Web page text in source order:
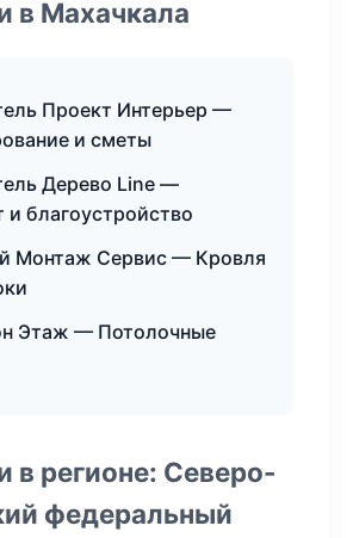
в Махачкала
Проект Интерьер —
и сметы
Дерево Line —
благоустройство
Монтаж Сервис — Кровля
Этаж — Потолочные
в регионе: Северо-
федеральный